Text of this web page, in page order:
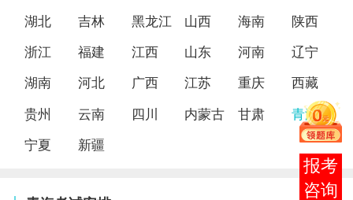
湖北
吉林 黑龙江 山西 海南
陕西
浙江
福建 江西 山东 河南
辽宁
湖南
河北 广西 江苏 重庆
西藏
贵州
云南 四川 内蒙古 甘肃
青海
宁夏
新疆
在线
客服